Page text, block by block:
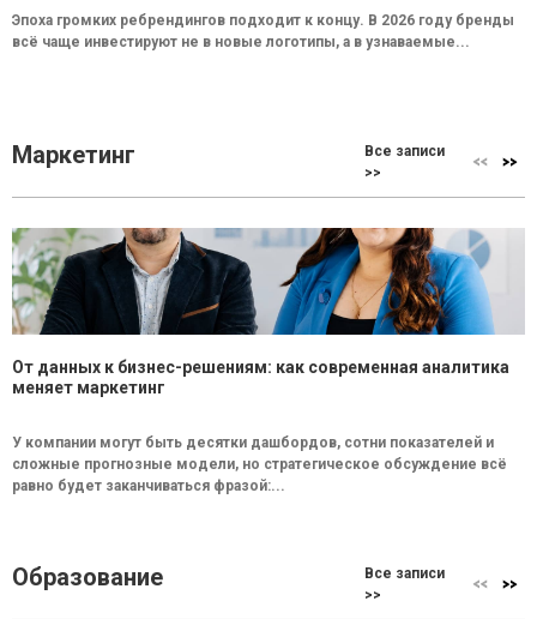
Эпоха громких ребрендингов подходит к концу. В 2026 году бренды
всё чаще инвестируют не в новые логотипы, а в узнаваемые...
Маркетинг
Все записи
>>
От данных к бизнес-решениям: как современная аналитика
меняет маркетинг
У компании могут быть десятки дашбордов, сотни показателей и
сложные прогнозные модели, но стратегическое обсуждение всё
равно будет заканчиваться фразой:...
Образование
Все записи
>>